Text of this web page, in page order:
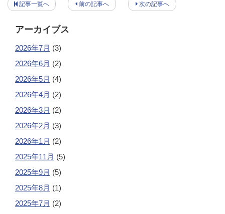
記事一覧へ 前の記事へ 次の記事へ
アーカイブス
2026年7月 (3)
2026年6月 (2)
2026年5月 (4)
2026年4月 (2)
2026年3月 (2)
2026年2月 (3)
2026年1月 (2)
2025年11月 (5)
2025年9月 (5)
2025年8月 (1)
2025年7月 (2)